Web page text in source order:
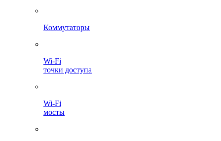
Коммутаторы
Wi-Fi
точки доступа
Wi-Fi
мосты